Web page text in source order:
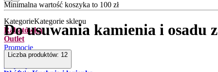
Minimalna wartość koszyka to 100 zł
KategorieKategorie sklepu
Rabatówka
Outlet
Promocje
Nowości
Do usuwania kamienia i osadu
Liczba produktów: 12